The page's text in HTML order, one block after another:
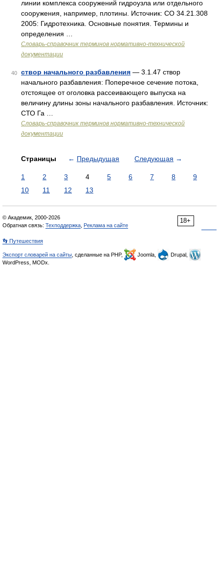
линии комплекса сооружений гидроузла или отдельного
сооружения, например, плотины. Источник: СО 34.21.308
2005: Гидротехника. Основные понятия. Термины и
определения …
Словарь-справочник терминов нормативно-технической
документации
40 створ начального разбавления — 3.1.47 створ
начального разбавления: Поперечное сечение потока,
отстоящее от оголовка рассеивающего выпуска на
величину длины зоны начального разбавления. Источник:
СТО Га …
Словарь-справочник терминов нормативно-технической
документации
Страницы ← Предыдущая Следующая →
1 2 3 4 5 6 7 8
9
10
11 12 13
18+
© Академик, 2000-2026
Обратная связь: Техподдержка Реклама на сайте
👣 Путешествия
Экспорт словарей на сайты , сделанные на PHP, Joomla,
Drupal,
WordPress, MODx.